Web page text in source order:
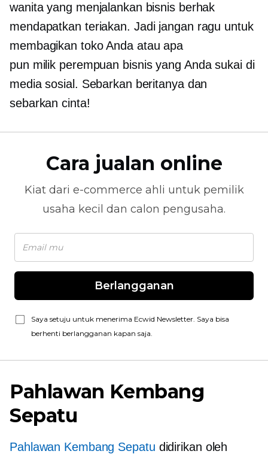
wanita yang menjalankan bisnis berhak
mendapatkan teriakan. Jadi jangan ragu untuk
membagikan toko Anda atau apa
pun milik perempuan bisnis yang Anda sukai di
media sosial. Sebarkan beritanya dan
sebarkan cinta!
Cara jualan online
Kiat dari e-commerce ahli untuk pemilik
usaha kecil dan calon pengusaha.
Berlangganan
Saya setuju untuk menerima Ecwid Newsletter. Saya bisa
berhenti berlangganan kapan saja.
Pahlawan Kembang
Sepatu
Pahlawan Kembang Sepatu didirikan oleh